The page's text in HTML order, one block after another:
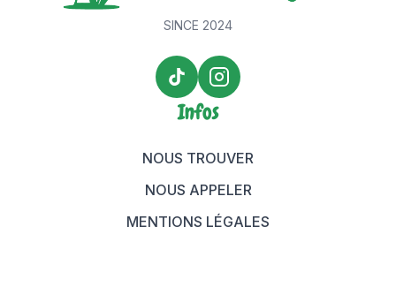
SINCE 2024
TikTok Maison Bagels
Instagram Maison Bagels
Infos
NOUS TROUVER
NOUS APPELER
MENTIONS LÉGALES